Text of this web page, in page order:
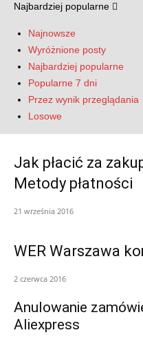
Najbardziej popularne
Najnowsze
Wyróżnione posty
Najbardziej popularne
Popularne 7 dni
Przez wynik przeglądania
Losowe
Jak płacić za
Metody płatności
21 września 2016
WER Warszawa
2 czerwca 2016
Anulowanie
Aliexpress